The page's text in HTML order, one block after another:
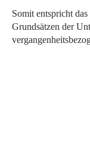
Somit entspricht
Grundsätzen der